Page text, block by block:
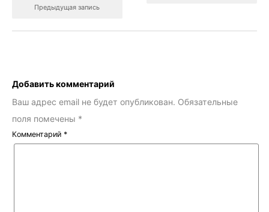
Предыдущая запись
Добавить комментарий
Ваш адрес email не будет опубликован. Обязательные
поля помечены *
Комментарий *